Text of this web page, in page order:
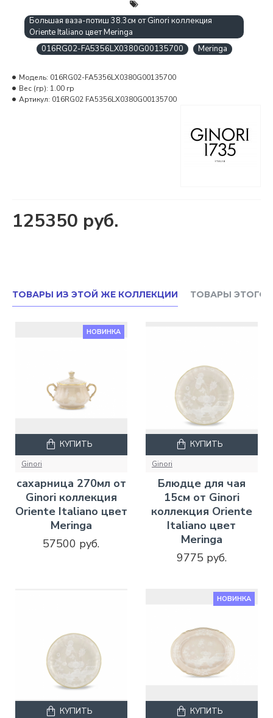
Большая ваза-потиш 38.3см от Ginori коллекция
Oriente Italiano цвет Meringa
016RG02-FA5356LX0380G00135700
Meringa
125350 руб.
Модель: 016RG02-FA5356LX0380G00135700
Вес (гр): 1.00 гр
Артикул: 016RG02 FA5356LX0380G00135700
ТОВАРЫ ИЗ ЭТОЙ ЖЕ КОЛЛЕКЦИИ ТОВАРЫ ЭТОГО
НОВИНКА
Ginori
сахарница 270мл от
Ginori коллекция
Oriente Italiano цвет
Meringa
57500 руб.
КУПИТЬ
Ginori
Блюдце для чая
15см от Ginori
коллекция Oriente
Italiano цвет
Meringa
9775 руб.
КУПИТЬ
КУПИТЬ
НОВИНКА
КУПИТЬ